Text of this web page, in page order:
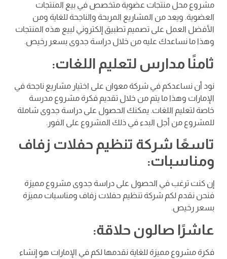
مشروع محل منتجات عضوية متخصص في بيع المنتجات
العضوية. ويعد من المشاريع المربحة والناجحة للغاية ومن
الأفضل العمل على تصميم تطبيق إلكتروني لبيع هذه المنتجات
وهذا ما نساعدك عليه من خلال دراسة جدوى بسعر رخيص.
ثامنًا مدارس لتعليم اللغات:
نود أن نساعدكم في شركة معوان على اختيار مشاريع ناجحة في
الإمارات وهذا ما يتم من خلال تقديم فكرة مشروع مدرسة
خاصة لتعليم اللغات. يمكنك الحصول على دراسة جدوى شاملة
للمشروع من أجل البدء في ذلك المشروع على الفور.
تاسعًا شركة تنظيم حفلات زفاف
ومناسبات:
إن كنت ترغب في الحصول على دراسة جدوى مشروع مميزة
فنحن نقدم لكم شركة تنظيم حفلات زفاف ومناسبات مميزة
بسعر رخيص.
عاشرًا صالون حلاقة:
فكرة مشروع مميزة للغاية نقدمها لكم في الإمارات هو إنشاء